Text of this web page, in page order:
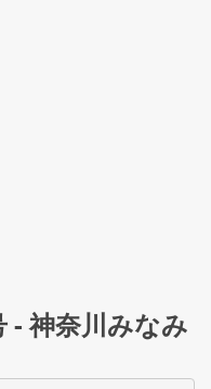
- 神奈川みなみ